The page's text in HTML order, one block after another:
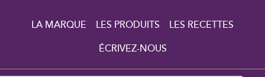
LA MARQUE LES PRODUITS
LES RECETTES
ÉCRIVEZ-NOUS